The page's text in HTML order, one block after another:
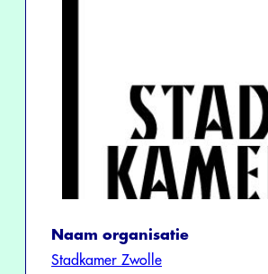
Naam organisatie
Stadkamer Zwolle